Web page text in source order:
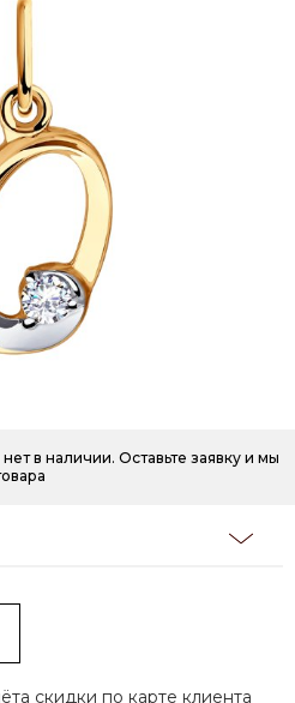
в наличии. Оставьте заявку и мы
скидки по карте клиента